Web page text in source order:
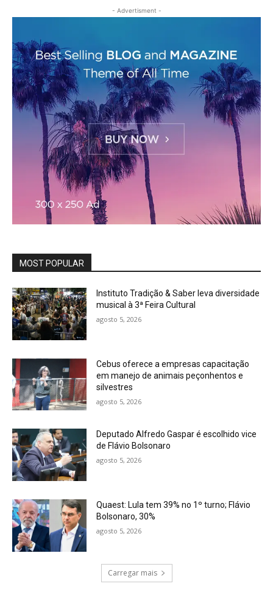
- Advertisment -
MOST POPULAR
Instituto Tradição & Saber leva diversidade
musical à 3ª Feira Cultural
agosto 5, 2026
Cebus oferece a empresas capacitação
em manejo de animais peçonhentos e
silvestres
agosto 5, 2026
Deputado Alfredo Gaspar é escolhido vice
de Flávio Bolsonaro
agosto 5, 2026
Quaest: Lula tem 39% no 1º turno; Flávio
Bolsonaro, 30%
agosto 5, 2026
Carregar mais